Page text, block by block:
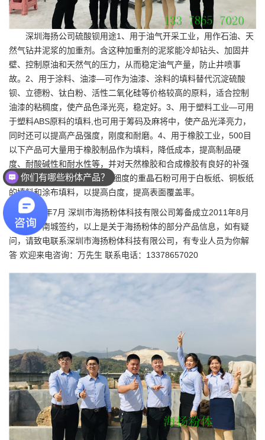
深圳海扬公司硫酸钡用途1、用于油气开采工业，用作石油、天
然气钻井泥浆的加重剂。含这种加重剂的泥浆能冷却钻头、加固井
壁、控制原油和天然气的压力，从而稳定油气产量，防止井喷事
故。2、用于涂料、油漆—可作为油漆、涂料的填料替代沉淀硫酸
钡、立德粉、钛白粉、活性二氧化硅等价格较高的原料，适合控制
油漆的粘稠度，使产品色泽光亮，稳定好。3、用于塑料工业—可用
于塑料ABS原料的填料,也可用于筹码及麻将中，使产品光泽亮力，
同时还可以提高产品强度，刚度和耐磨。4、用于橡胶工业，500目
以下产品可大量用于橡胶制品作为填料，降低成本，提高制品硬
度、耐酸碱性和耐水性等，并对天然橡胶和合成橡胶有良好的补强
作用。5、用于造纸工业—高细度的重晶石粉可用于白板纸、铜板纸
的填料和涂布填料，以提高白度，提高表面覆盖率。
2011年7月 深圳市海扬粉体科技有限公司筹备成立2011年8月
与深圳华南城签约，以上是关于海扬粉体的部分产品信息，如有疑
问，请致电联系深圳市海扬粉体科技有限公司，有专业人员为你解
答 欢迎来电咨询：万先生 联系电话： 13378657020
你们有哪些粉体产品？